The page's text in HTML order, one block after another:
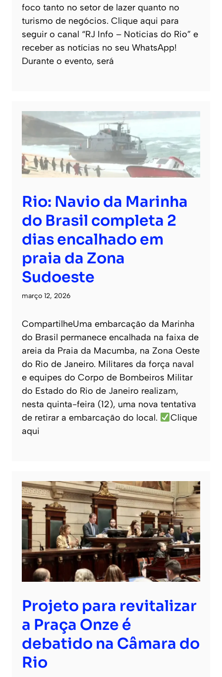
foco tanto no setor de lazer quanto no
turismo de negócios. Clique aqui para
seguir o canal “RJ Info – Noticias do Rio” e
receber as notícias no seu WhatsApp!
Durante o evento, será
Rio: Navio da Marinha
do Brasil completa 2
dias encalhado em
praia da Zona
Sudoeste
março 12, 2026
CompartilheUma embarcação da Marinha
do Brasil permanece encalhada na faixa de
areia da Praia da Macumba, na Zona Oeste
do Rio de Janeiro. Militares da força naval
e equipes do Corpo de Bombeiros Militar
do Estado do Rio de Janeiro realizam,
nesta quinta-feira (12), uma nova tentativa
de retirar a embarcação do local.
Clique
aqui
Projeto para revitalizar
a Praça Onze é
debatido na Câmara do
Rio